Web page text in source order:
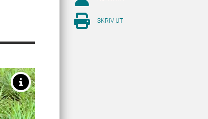
SKRIV UT